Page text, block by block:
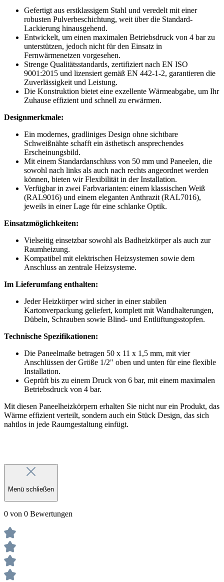
Gefertigt aus erstklassigem Stahl und veredelt mit einer
robusten Pulverbeschichtung, weit über die Standard-
Lackierung hinausgehend.
Entwickelt, um einen maximalen Betriebsdruck von 4 bar zu
unterstützen, jedoch nicht für den Einsatz in
Fernwärmenetzen vorgesehen.
Strenge Qualitätsstandards, zertifiziert nach EN ISO
9001:2015 und lizensiert gemäß EN 442-1-2, garantieren die
Zuverlässigkeit und Leistung.
Die Konstruktion bietet eine exzellente Wärmeabgabe, um Ihr
Zuhause effizient und schnell zu erwärmen.
Designmerkmale:
Ein modernes, gradliniges Design ohne sichtbare
Schweißnähte schafft ein ästhetisch ansprechendes
Erscheinungsbild.
Mit einem Standardanschluss von 50 mm und Paneelen, die
sowohl nach links als auch nach rechts angeordnet werden
können, bieten wir Flexibilität in der Installation.
Verfügbar in zwei Farbvarianten: einem klassischen Weiß
(RAL9016) und einem eleganten Anthrazit (RAL7016),
jeweils in einer Lage für eine schlanke Optik.
Einsatzmöglichkeiten:
Vielseitig einsetzbar sowohl als Badheizkörper als auch zur
Raumheizung.
Kompatibel mit elektrischen Heizsystemen sowie dem
Anschluss an zentrale Heizsysteme.
Im Lieferumfang enthalten:
Jeder Heizkörper wird sicher in einer stabilen
Kartonverpackung geliefert, komplett mit Wandhalterungen,
Dübeln, Schrauben sowie Blind- und Entlüftungsstopfen.
Technische Spezifikationen:
Die Paneelmaße betragen 50 x 11 x 1,5 mm, mit vier
Anschlüssen der Größe 1/2" oben und unten für eine flexible
Installation.
Geprüft bis zu einem Druck von 6 bar, mit einem maximalen
Betriebsdruck von 4 bar.
Mit diesen Paneelheizkörpern erhalten Sie nicht nur ein Produkt, das
Wärme effizient verteilt, sondern auch ein Stück Design, das sich
nahtlos in jede Raumgestaltung einfügt.
Menü schließen
0 von 0 Bewertungen